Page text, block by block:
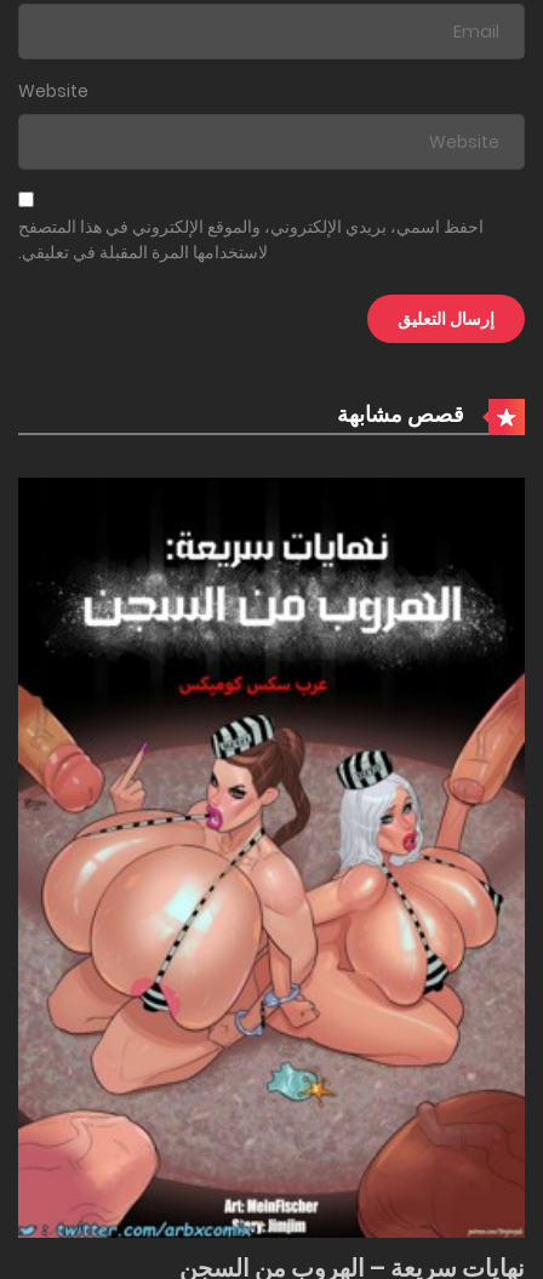
Website
احفظ اسمي، بريدي الإلكتروني، والموقع الإلكتروني في هذا المتصفح
لاستخدامها المرة المقبلة في تعليقي.
قصص مشابهة
نهايات سريعة – الهروب من السجن